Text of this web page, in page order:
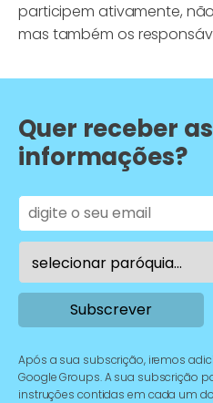
participem ativamente,
mas também os
Quer receber
informações?
Após a sua subscrição, iremos
Google Groups. A sua subscrição
instruções contidas em cada um